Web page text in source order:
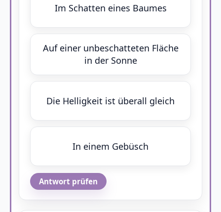
Im Schatten eines Baumes
Auf einer unbeschatteten Fläche
in der Sonne
Die Helligkeit ist überall gleich
In einem Gebüsch
Antwort prüfen